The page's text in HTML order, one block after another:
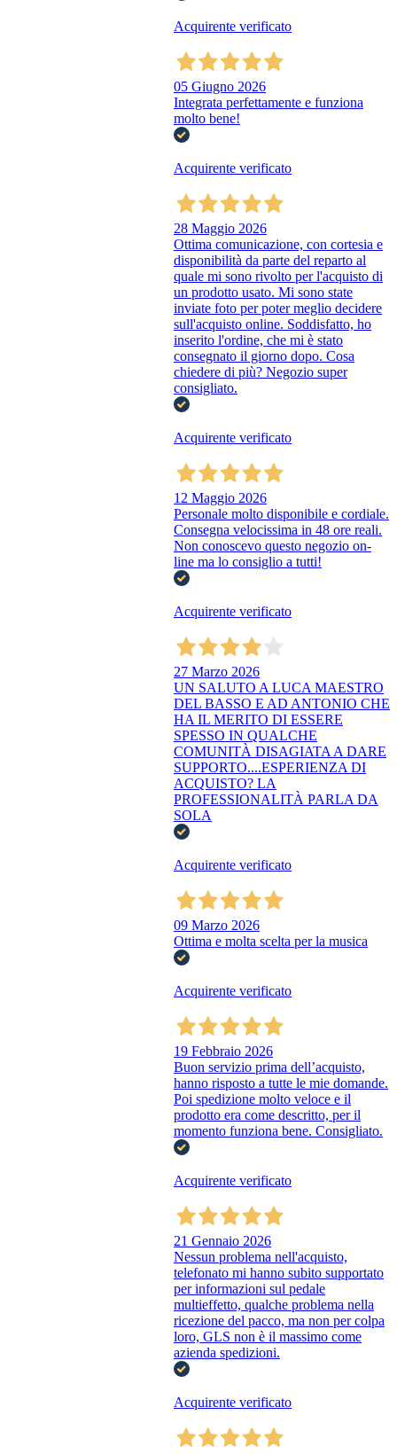
Acquirente verificato
05 Giugno 2026
Integrata perfettamente e funziona
molto bene!
Acquirente verificato
28 Maggio 2026
Ottima comunicazione, con cortesia e
disponibilità da parte del reparto al
quale mi sono rivolto per l'acquisto di
un prodotto usato. Mi sono state
inviate foto per poter meglio decidere
sull'acquisto online. Soddisfatto, ho
inserito l'ordine, che mi è stato
consegnato il giorno dopo. Cosa
chiedere di più? Negozio super
consigliato.
Acquirente verificato
12 Maggio 2026
Personale molto disponibile e cordiale.
Consegna velocissima in 48 ore reali.
Non conoscevo questo negozio on-
line ma lo consiglio a tutti!
Acquirente verificato
27 Marzo 2026
UN SALUTO A LUCA MAESTRO
DEL BASSO E AD ANTONIO CHE
HA IL MERITO DI ESSERE
SPESSO IN QUALCHE
COMUNITÀ DISAGIATA A DARE
SUPPORTO....ESPERIENZA DI
ACQUISTO? LA
PROFESSIONALITÀ PARLA DA
SOLA
Acquirente verificato
09 Marzo 2026
Ottima e molta scelta per la musica
Acquirente verificato
19 Febbraio 2026
Buon servizio prima dell’acquisto,
hanno risposto a tutte le mie domande.
Poi spedizione molto veloce e il
prodotto era come descritto, per il
momento funziona bene. Consigliato.
Acquirente verificato
21 Gennaio 2026
Nessun problema nell'acquisto,
telefonato mi hanno subito supportato
per informazioni sul pedale
multieffetto, qualche problema nella
ricezione del pacco, ma non per colpa
loro, GLS non è il massimo come
azienda spedizioni.
Acquirente verificato